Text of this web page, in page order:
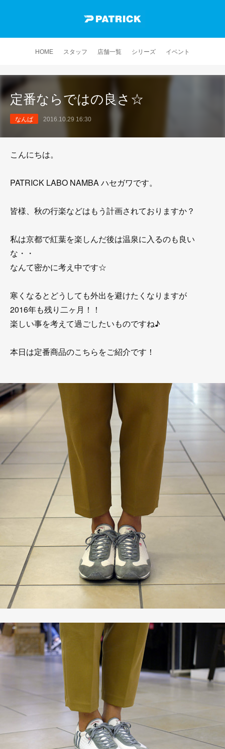
HOME スタッフ 店舗一覧 シリーズ イベント
定番ならではの良さ☆
なんば 2016.10.29 16:30
こんにちは。
PATRICK LABO NAMBA ハセガワです。
皆様、秋の行楽などはもう計画されておりますか？
私は京都で紅葉を楽しんだ後は温泉に入るのも良い
な・・
なんて密かに考え中です☆
寒くなるとどうしても外出を避けたくなりますが
2016年も残り二ヶ月！！
楽しい事を考えて過ごしたいものですね♪
本日は定番商品のこちらをご紹介です！